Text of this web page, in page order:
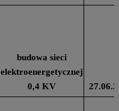
budowa sieci
elektroenergetycznej
0,4 KV